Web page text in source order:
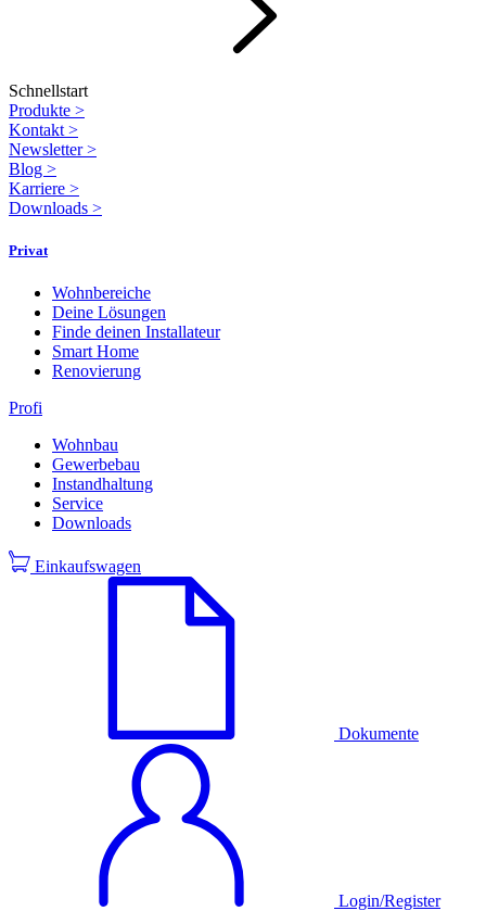
Schnellstart
Produkte >
Kontakt >
Newsletter>
Blog >
Karriere >
Downloads >
Privat
Wohnbereiche
Deine Lösungen
Finde deinen Installateur
Smart Home
Renovierung
Profi
Wohnbau
Gewerbebau
Instandhaltung
Service
Downloads
Einkaufswagen
Dokumente
Login/Register